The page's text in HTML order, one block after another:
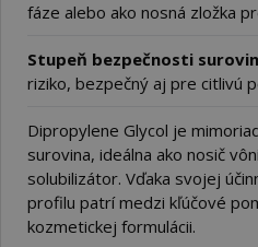
fáze alebo ako nosná zložka
Stupeň bezpečnosti
riziko, bezpečný aj pre citlivú
Dipropylene Glycol je
surovina, ideálna ako nosič
solubilizátor. Vďaka svojej
profilu patrí medzi kľúčové
kozmetickej formulácii.